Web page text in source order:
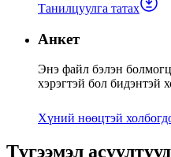
Танилцуулга татах
Анкет
Энэ файл бэлэн
хэрэгтэй бол бидэнтэй
Хүний нөөцтэй
Түгээмэл асуултууд